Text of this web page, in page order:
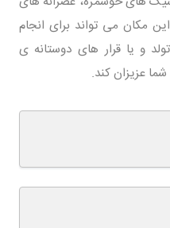
مکان می تواند برای انجام
و یا قرار های دوستانه ی
عزیزان کند.